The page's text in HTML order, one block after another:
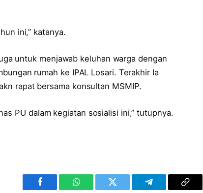
ini,” katanya.
untuk menjawab keluhan warga dengan
rumah ke IPAL Losari. Terakhir Ia
rapat bersama konsultan MSMIP.
PU dalam kegiatan sosialisi ini,” tutupnya.
Facebook WhatsAppTwitter Telegram Copy